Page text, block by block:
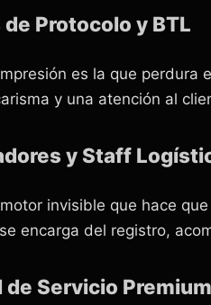
Protocolo y BTL
es la que
y una atención al
y Staff
invisible que hace
se encarga del registro,
de Servicio Premium